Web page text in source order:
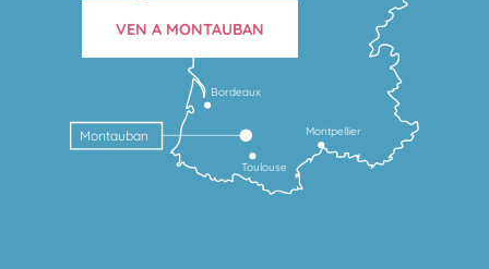
Toulouse
Montpellier
Bordeaux
Montauban
VEN A MONTAUBAN